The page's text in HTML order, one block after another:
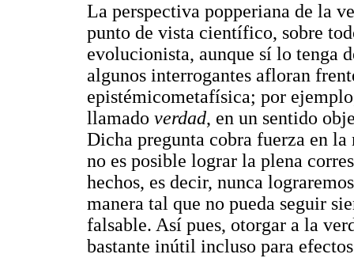
La perspectiva popperiana de la
punto de vista científico, sobre
evolucionista, aunque sí lo tenga
algunos interrogantes afloran
epistémicometafísica; por
llamado verdad, en un sentido
Dicha pregunta cobra fuerza en
no es posible lograr la plena
hechos, es decir, nunca
manera tal que no pueda seguir
falsable. Así pues, otorgar a la
bastante inútil incluso para